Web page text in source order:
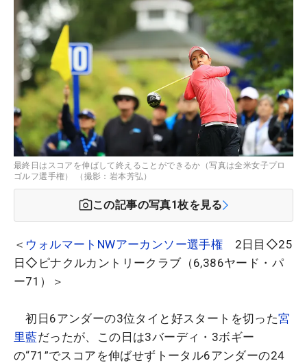
最終日はスコアを伸ばして終えることができるか（写真は全米女子プロ
ゴルフ選手権） （撮影：岩本芳弘）
この記事の写真1枚を見る
＜ ウォルマートNWアーカンソー選手権 2日目◇25
日◇ピナクルカントリークラブ（6,386ヤード・パ
ー71）＞
初日6アンダーの3位タイと好スタートを切った宮
里藍だったが、この日は3バーディ・3ボギー
の“71”でスコアを伸ばせずトータル6アンダーの24